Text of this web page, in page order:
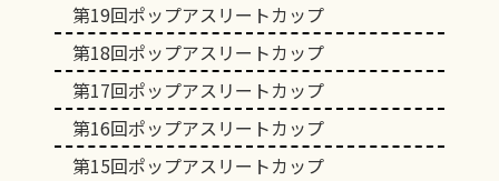
第19回ポップアスリートカップ
第18回ポップアスリートカップ
第17回ポップアスリートカップ
第16回ポップアスリートカップ
第15回ポップアスリートカップ